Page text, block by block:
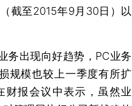
截至2015年9月30日）以
出现向好趋势，PC业务
规模也较上一季度有所扩
财报会议中表示，虽然业